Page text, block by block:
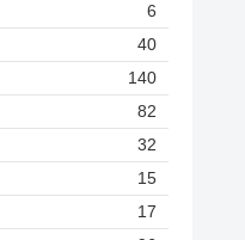
6
40
140
82
32
15
17